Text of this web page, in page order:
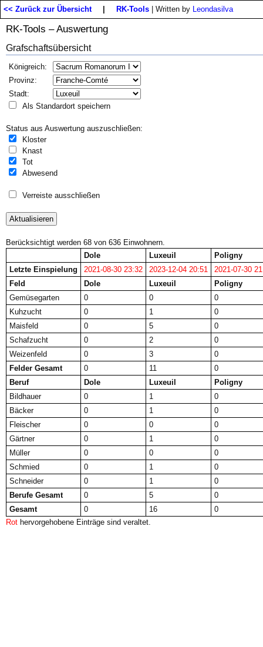
<< Zurück zur Übersicht RK-Tools | Written by Leondasilva
RK-Tools – Auswertung
Grafschaftsübersicht
Königreich:
Provinz:
Stadt:
Als Standardort speichern
Status aus Auswertung auszuschließen:
Kloster
Knast
Tot
Abwesend
Verreiste ausschließen
Berücksichtigt werden 68 von 636 Einwohnern.
Dole
Luxeuil
Poligny
Letzte Einspielung
2021-08-30 23:32 2023-12-04 20:51
2021-07-30
Feld
Dole Luxeuil
Poligny
Gemüsegarten
0 0
0
Kuhzucht
0 1
0
Maisfeld
0 5
0
Schafzucht
0 2
0
Weizenfeld
0 3
0
Felder Gesamt
0 11
0
Beruf
Dole Luxeuil
Poligny
Bildhauer
0 1
0
Bäcker
0 1
0
Fleischer
0 0
0
Gärtner
0 1
0
Müller
0 0
0
Schmied
0 1
0
Schneider
0 1
0
Berufe Gesamt
0 5
0
Gesamt
0 16
0
Rot hervorgehobene Einträge sind veraltet.